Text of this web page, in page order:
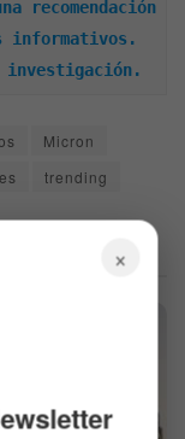
recomendación
informativos.
investigación.
Micron
trending
×